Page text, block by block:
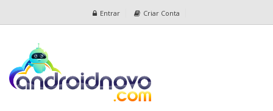
Entrar Criar Conta